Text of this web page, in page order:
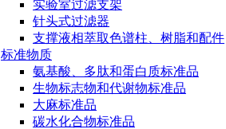
实验室过滤支架
针头式过滤器
支撑液相萃取色谱柱、树脂和配件
标准物质
氨基酸、多肽和蛋白质标准品
生物标志物和代谢物标准品
大麻标准品
碳水化合物标准品